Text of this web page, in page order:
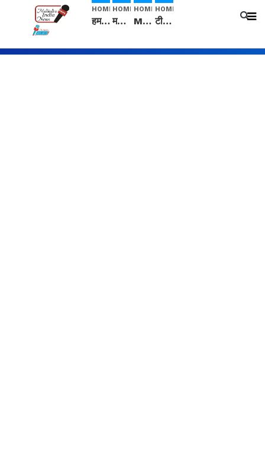
HOME
हम सनातनी..." सांसद kangana Ranaut से क्या बोली लड़की? Viral Jantar-Mantar | CJP protest
HOME
मनीषा हत्याकांड: हत्या, आत्महत्या या कोई बड़ा राज? | Full Story | Josh Haryana
HOME
Mangalsutra: हिंदू धर्म में शादी के बाद मंगलसूत्र क्यों पहनती है महिलाएं, किसने शुरु की ये परंपरा
HOME
टीम बीकेई ने एग्रीकल्चर ग्रेड की यूरिया खाद गट्टों में बदलकर टेक्निकल ग्रेड में बेचने वालों पर करवाई कार्रवाई: लखविंदर सिंह औलख